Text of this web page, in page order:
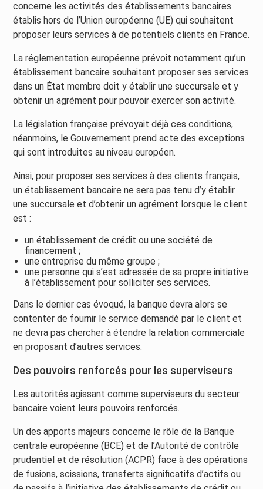
concerne les activités des établissements bancaires
établis hors de l’Union européenne (UE) qui souhaitent
proposer leurs services à de potentiels clients en France.
La réglementation européenne prévoit notamment qu’un
établissement bancaire souhaitant proposer ses services
dans un État membre doit y établir une succursale et y
obtenir un agrément pour pouvoir exercer son activité.
La législation française prévoyait déjà ces conditions,
néanmoins, le Gouvernement prend acte des exceptions
qui sont introduites au niveau européen.
Ainsi, pour proposer ses services à des clients français,
un établissement bancaire ne sera pas tenu d’y établir
une succursale et d’obtenir un agrément lorsque le client
est :
un établissement de crédit ou une société de
financement ;
une entreprise du même groupe ;
une personne qui s’est adressée de sa propre initiative
à l’établissement pour solliciter ses services.
Dans le dernier cas évoqué, la banque devra alors se
contenter de fournir le service demandé par le client et
ne devra pas chercher à étendre la relation commerciale
en proposant d’autres services.
Des pouvoirs renforcés pour les superviseurs
Les autorités agissant comme superviseurs du secteur
bancaire voient leurs pouvoirs renforcés.
Un des apports majeurs concerne le rôle de la Banque
centrale européenne (BCE) et de l’Autorité de contrôle
prudentiel et de résolution (ACPR) face à des opérations
de fusions, scissions, transferts significatifs d’actifs ou